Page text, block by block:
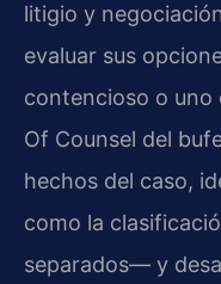
litigio y
evaluar sus
contencioso o
Of Counsel del
hechos del caso,
como la
separados— y